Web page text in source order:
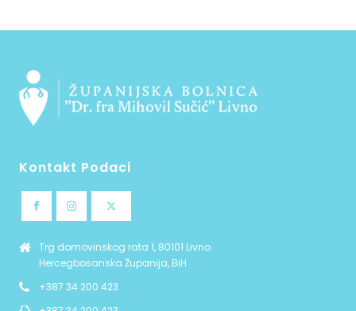
Kontakt Podaci
Trg domovinskog rata 1, 80101 Livno
Hercegbosanska Županija, BiH
+387 34 200 423